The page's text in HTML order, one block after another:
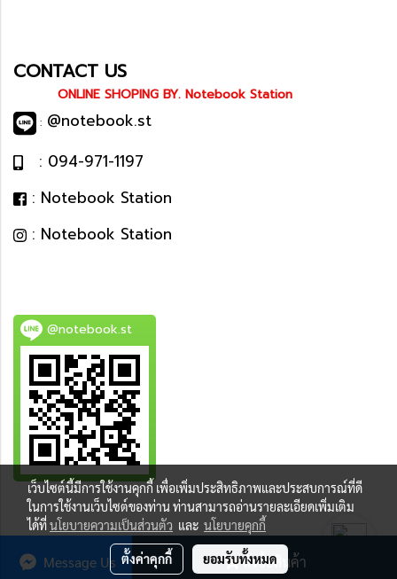
สั่งซื้อสินค้า
Message Us
CONTACT US
ONLINE SHOPING BY. Notebook Station
: @notebook.st
: 094-971-1197
: Notebook Station
: Notebook Station
@notebook.st
BEST DEAL
เว็บไซต์นี้มีการใช้งานคุกกี้ เพื่อเพิ่มประสิทธิภาพและประสบการณ์ที่ดี
ในการใช้งานเว็บไซต์ของท่าน ท่านสามารถอ่านรายละเอียดเพิ่มเติม
ได้ที่นโยบายความเป็นส่วนตัว และ นโยบายคุกกี้
ตั้งค่าคุกกี้ ยอมรับทั้งหมด